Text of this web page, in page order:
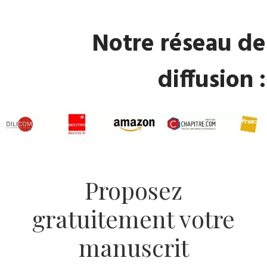
​Notre réseau de
diffusion :
​Proposez
gratuitement votre
manuscrit